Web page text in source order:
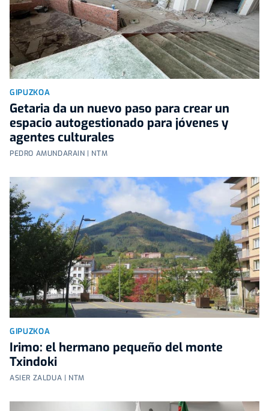
GIPUZKOA
Getaria da un nuevo paso para crear un
espacio autogestionado para jóvenes y
agentes culturales
PEDRO AMUNDARAIN | NTM
GIPUZKOA
Irimo: el hermano pequeño del monte
Txindoki
ASIER ZALDUA | NTM